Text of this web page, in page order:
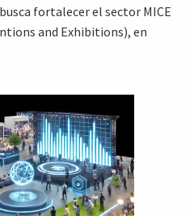
fortalecer el sector MICE
and Exhibitions), en